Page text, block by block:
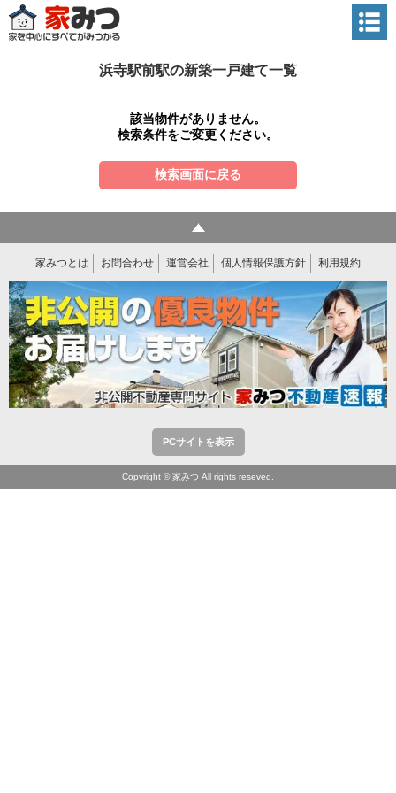
浜寺駅前駅の新築一戸建て一覧
該当物件がありません。
検索条件をご変更ください。
検索画面に戻る
家みつとは お問合わせ 運営会社 個人情報保護方針 利用規約
PCサイトを表示
Copyright © 家みつ All rights reseved.